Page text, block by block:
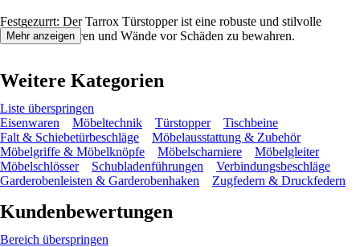
Festgezurrt: Der Tarrox Türstopper ist eine robuste und stilvolle
Lösung, um Türen und Wände vor Schäden zu bewahren.
Mehr anzeigen
Weitere Kategorien
Liste überspringen
Eisenwaren
Möbeltechnik Türstopper
Tischbeine
Falt & Schiebetürbeschläge
Möbelausstattung & Zubehör
Möbelgriffe & Möbelknöpfe
Möbelscharniere
Möbelgleiter
Möbelschlösser
Schubladenführungen
Verbindungsbeschläge
Garderobenleisten & Garderobenhaken
Zugfedern & Druckfedern
Kundenbewertungen
Bereich überspringen